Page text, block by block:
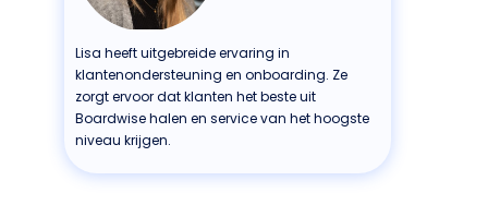
Lisa heeft uitgebreide ervaring in
klantenondersteuning en onboarding. Ze
zorgt ervoor dat klanten het beste uit
Boardwise halen en service van het hoogste
niveau krijgen.